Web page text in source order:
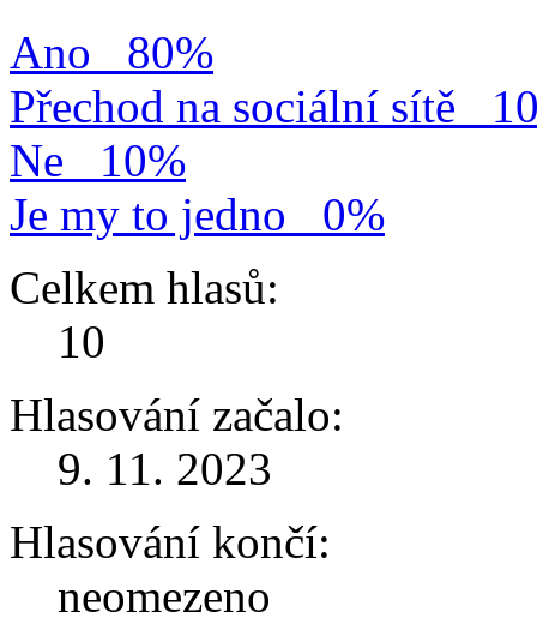
Ano
80%
Přechod na sociální sítě
Ne
10%
Je my to jedno
0%
Celkem hlasů:
10
Hlasování začalo:
9. 11. 2023
Hlasování končí:
neomezeno